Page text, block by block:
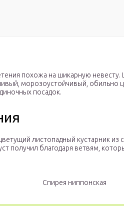
похожа на шикарную невесту.
морозоустойчивый, обильно
посадок.
листопадный кустарник из
получил благодаря ветвям,
Спирея ниппонская